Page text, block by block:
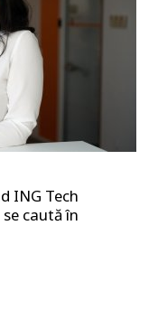
ING Tech
caută în